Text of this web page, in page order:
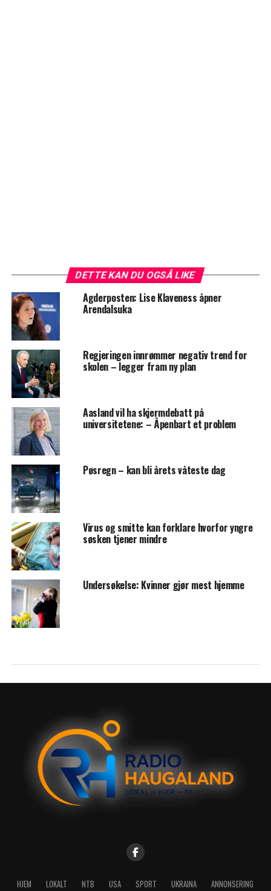
DETTE KAN DU OGSÅ LIKE
Agderposten: Lise Klaveness åpner
Arendalsuka
Regjeringen innrømmer negativ trend for
skolen – legger fram ny plan
Aasland vil ha skjermdebatt på
universitetene: – Åpenbart et problem
Pøsregn – kan bli årets våteste dag
Virus og smitte kan forklare hvorfor yngre
søsken tjener mindre
Undersøkelse: Kvinner gjør mest hjemme
HJEM LOKALT NTB USA SPORT UKRAINA ANNONSERING